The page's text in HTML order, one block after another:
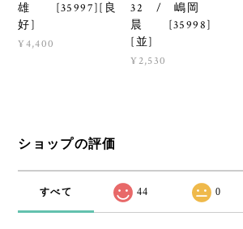
雄 [35997][良
好]
¥4,400
32 / 嶋岡
晨 [35998]
[並]
¥2,530
ショップの評価
すべて 44 0